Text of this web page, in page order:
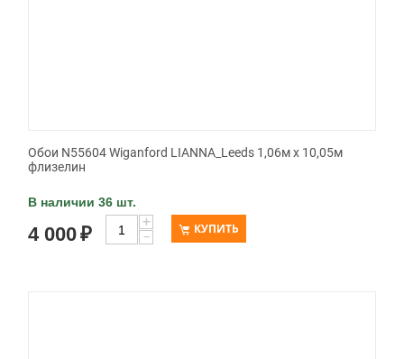
Обои N55604 Wiganford LIANNA_Leeds 1,06м х 10,05м
флизелин
В наличии 36 шт.
4 000₽
+
−
КУПИТЬ